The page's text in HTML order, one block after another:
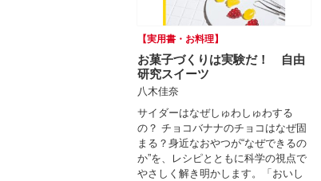
【実用書・お料理】
お菓子づくりは実験だ！ 自由
研究スイーツ
八木佳奈
サイダーはなぜしゅわしゅわする
の？ チョコバナナのチョコはなぜ固
まる？身近なおやつが“なぜできるの
か”を、レシピとともに科学の視点で
やさしく解き明かします。「おいし